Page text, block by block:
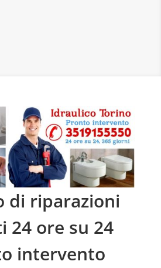
di riparazioni
24 ore su 24
intervento